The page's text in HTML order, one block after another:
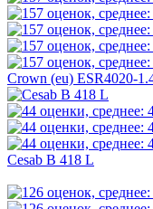
Crown (eu) ESR4020-
Cesab B 418 L